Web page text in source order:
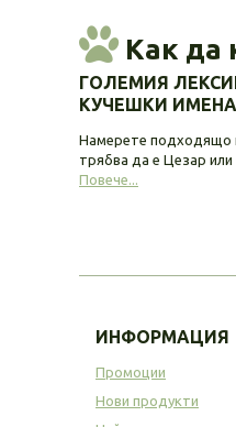
Как да
ГОЛЕМИЯ
КУЧЕШКИ ИМЕНА
Намерете подходящо
трябва да е Цезар или
Повече...
ИНФОРМАЦИЯ
Промоции
Нови продукти